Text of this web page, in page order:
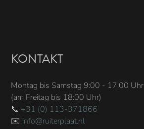
KONTAKT
Montag bis Samstag 9:00 - 17:00 Uhr
(am Freitag bis 18:00 Uhr)
📞 +31 (0) 113-371866
✉️ info@ruiterplaat.nl